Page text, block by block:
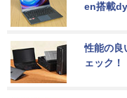
en搭載
性能の良
ェック！